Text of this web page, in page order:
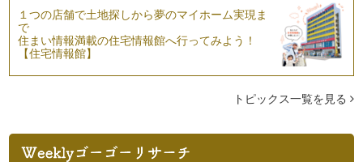
１つの店舗で土地探しから夢のマイホーム実現ま
で
住まい情報満載の住宅情報館へ行ってみよう！
【住宅情報館】
トピックス一覧を見る